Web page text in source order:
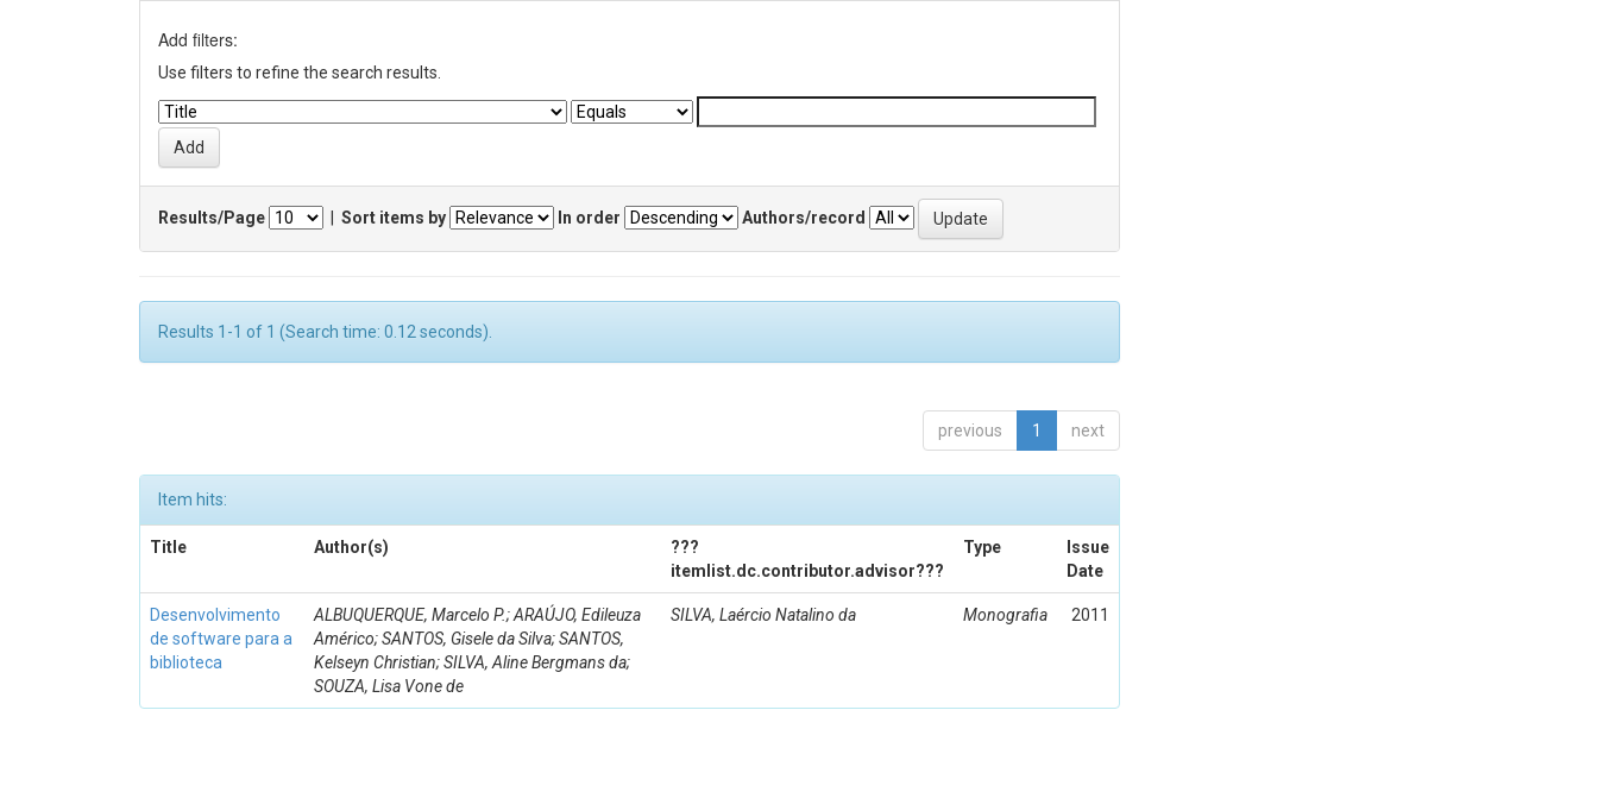
Add filters:
Use filters to refine the search results.
Results/Page Sort items by In order Authors/record
Results 1-1 of 1 (Search time: 0.12 seconds).
previous 1 next
Item hits:
Title Author(s)
???
itemlist.dc.contributor.advisor???
Type
Issue
Date
Desenvolvimento
de software para a
biblioteca
ALBUQUERQUE, Marcelo P.; ARAÚJO, Edileuza
Américo; SANTOS, Gisele da Silva; SANTOS,
Kelseyn Christian; SILVA, Aline Bergmans da;
SOUZA, Lisa Vone de
SILVA, Laércio Natalino da Monografia 2011